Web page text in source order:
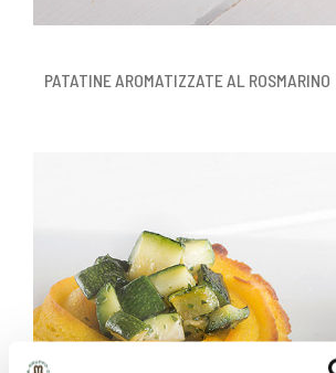
PATATINE AROMATIZZATE AL ROSMARINO